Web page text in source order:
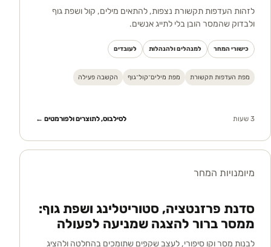
לזהות העדפות תקשורת נצפות, להתאים מילים, קול ושפת גוף
ולבדוק שהמסר הובן בלי לתייג אנשים.
כישורי המחר למנהלים ולהנהלות לעובדים
מפת העדפות תקשורת מפת מילים־קול־גוף הקשבה פעילה
3 שעות לסילבוס, לתוצרים ולפורמטים ←
מיומנויות המחר
סדנת פרזנטציה, סטוריטלינג ושפת גוף:
ממסר ברור להצגה שמניעה לפעולה
לבנות מסר וקו סיפורי, לעצב שקפים שתומכים בהחלטה ולהציג